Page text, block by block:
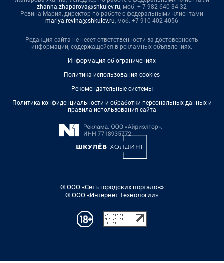
zhanna.zhaparova@shkulev.ru, моб. + 7 982 640 34 32
Ревина Мария, директор по работе с федеральными клиентами
mariya.revina@shkulev.ru, моб. +7 910 402 4056
Редакция сайта не несет ответственности за достоверность
информации, содержащейся в рекламных объявлениях.
Информация об ограничениях
Политика использования cookies
Рекомендательные системы
Политика конфиденциальности и обработки персональных данных и
правила использования сайта
© ООО «Сеть городских порталов»
© ООО «Интернет Технологии»